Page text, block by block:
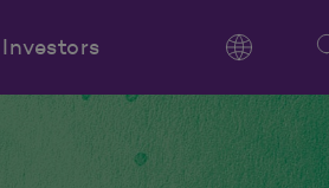
Investors
Kieli,
Språk,
Language